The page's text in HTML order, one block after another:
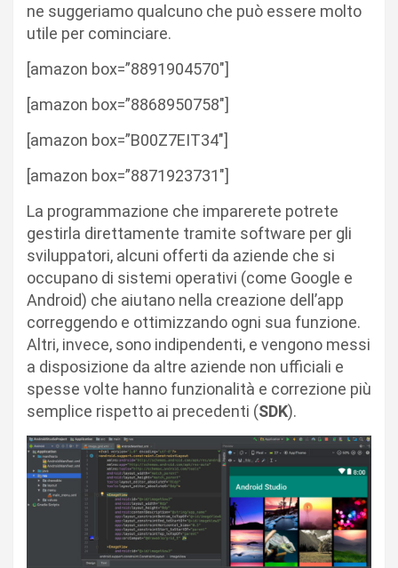
ne suggeriamo qualcuno che può essere molto
utile per cominciare.
[amazon box=”8891904570″]
[amazon box=”8868950758″]
[amazon box=”B00Z7EIT34″]
[amazon box=”8871923731″]
La programmazione che imparerete potrete
gestirla direttamente tramite software per gli
sviluppatori, alcuni offerti da aziende che si
occupano di sistemi operativi (come Google e
Android) che aiutano nella creazione dell’app
correggendo e ottimizzando ogni sua funzione.
Altri, invece, sono indipendenti, e vengono messi
a disposizione da altre aziende non ufficiali e
spesse volte hanno funzionalità e correzione più
semplice rispetto ai precedenti (SDK).